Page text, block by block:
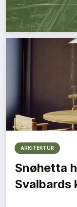
Login
ARKITEKTUR
Snøhetta
Svalbards